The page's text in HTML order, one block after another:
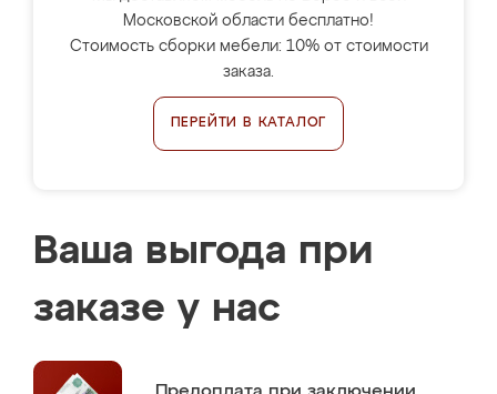
Московской области бесплатно!
Стоимость сборки мебели: 10% от стоимости
заказа.
ПЕРЕЙТИ В КАТАЛОГ
Ваша выгода при
заказе у нас